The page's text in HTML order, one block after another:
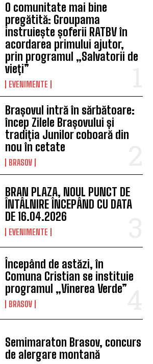
O comunitate mai bine
pregătită: Groupama
instruiește șoferii RATBV în
acordarea primului ajutor,
prin programul „Salvatorii de
vieți”
EVENIMENTE
Brașovul intră în sărbătoare:
încep Zilele Brașovului și
tradiția Junilor coboară din
nou în cetate
BRASOV
BRAN PLAZA, NOUL PUNCT DE
ÎNTÂLNIRE ÎNCEPÂND CU DATA
DE 16.04.2026
EVENIMENTE
Începând de astăzi, în
Comuna Cristian se instituie
programul „Vinerea Verde”
BRASOV
Semimaraton Brasov, concurs
de alergare montană